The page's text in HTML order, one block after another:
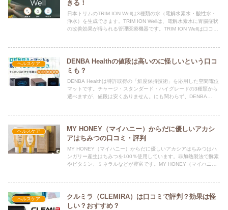
きる！
日本トリムのTRIM ION Wellは3種類の水（電解水素水・酸性水・
浄水）を生成できます。TRIM ION Wellは、電解水素水に胃腸症状
の改善効果が得られる管理医療機器です。TRIM ION Wellは口コミ
ヘルスケア
DENBA Healthの値段は高いのに怪しいという口コ
ミも？
DENBA Healthは特許取得の「鮮度保持技術」を応用した空間電位
マットです。チャージ・スタンダード・ハイグレードの3種類から
選べますが、値段は安くありません。にも関わらず、DENBA
ヘルスケア
MY HONEY（マイハニー）からだに優しいアカシ
アはちみつの口コミ・評判
MY HONEY（マイハニー）からだに優しいアカシアはちみつはハ
ンガリー産生はちみつを100％使用しています。非加熱製法で酵素
やビタミン、ミネラルなどが豊富です。MY HONEY（マイハニ
ヘルスケア
クルミラ（CLEMIRA）は口コミで評判？効果は怪
しい？おすすめ？